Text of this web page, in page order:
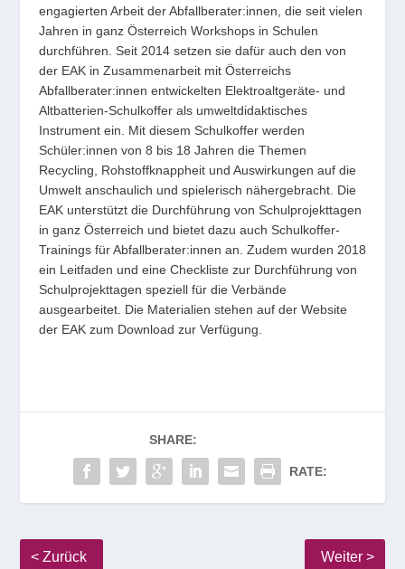
engagierten Arbeit der Abfallberater:innen, die seit vielen
Jahren in ganz Österreich Workshops in Schulen
durchführen. Seit 2014 setzen sie dafür auch den von
der EAK in Zusammenarbeit mit Österreichs
Abfallberater:innen entwickelten Elektroaltgeräte- und
Altbatterien-Schulkoffer als umweltdidaktisches
Instrument ein. Mit diesem Schulkoffer werden
Schüler:innen von 8 bis 18 Jahren die Themen
Recycling, Rohstoffknappheit und Auswirkungen auf die
Umwelt anschaulich und spielerisch nähergebracht. Die
EAK unterstützt die Durchführung von Schulprojekttagen
in ganz Österreich und bietet dazu auch Schulkoffer-
Trainings für Abfallberater:innen an. Zudem wurden 2018
ein Leitfaden und eine Checkliste zur Durchführung von
Schulprojekttagen speziell für die Verbände
ausgearbeitet. Die Materialien stehen auf der Website
der EAK zum Download zur Verfügung.
SHARE:
RATE: